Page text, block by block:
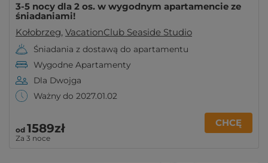
3-5 nocy dla 2 os. w wygodnym apartamencie ze
śniadaniami!
Kołobrzeg, VacationClub Seaside Studio
Śniadania z dostawą do apartamentu
Wygodne Apartamenty
Dla Dwojga
Ważny do 2027.01.02
od 1589zł
Za 3 noce
CHCĘ